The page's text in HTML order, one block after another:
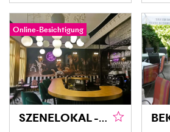
Online-Besichtigung
SZENELOKAL - MODERN GLAMOUR - CAFÉ-RESTAURANT